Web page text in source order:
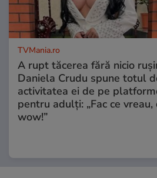
TVMania.ro
A rupt tăcerea fără nicio
Daniela Crudu spune totul
activitatea ei de pe
pentru adulți: „Fac ce vreau,
wow!”